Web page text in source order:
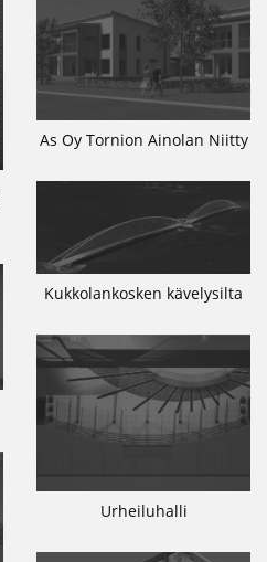
As Oy Tornion Ainolan Niitty
Kukkolankosken kävelysilta
Urheiluhalli